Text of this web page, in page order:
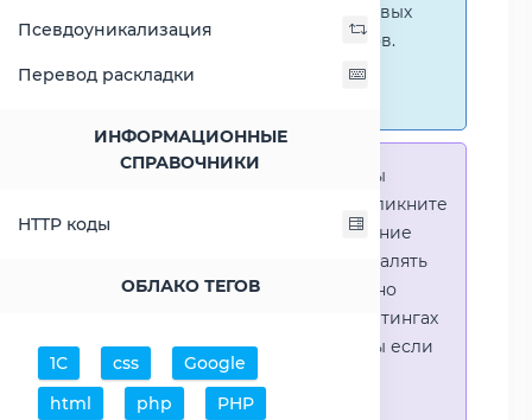
Псевдоуникализация
Перевод раскладки
ИНФОРМАЦИОННЫЕ
СПРАВОЧНИКИ
HTTP коды
ОБЛАКО ТЕГОВ
1С css
Google
html
php
PHP
количественных и числовых
параметров процессоров.
Перейти к наглядным
Справка:Для того что-бы
выделить процессор - кликните
на его название. Выделение
позволяет выборочно удалять
процессоры или наглядно
видеть результаты в рейтингах
(Во избежении путаницы если
в таблице несколько
процессоров)